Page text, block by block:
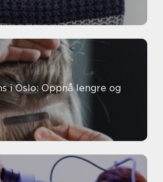
i Oslo: Oppnå lengre og